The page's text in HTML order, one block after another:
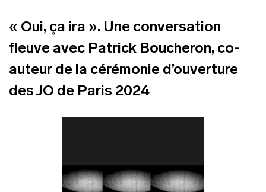
« Oui, ça ira ». Une conversation
fleuve avec Patrick Boucheron, co-
auteur de la cérémonie d’ouverture
des JO de Paris 2024